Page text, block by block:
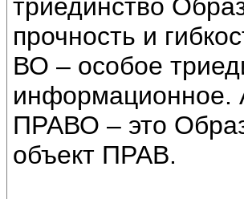
триединство
прочность и
ВО – особое
информационное.
ПРАВО – это
объект ПРАВ.